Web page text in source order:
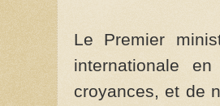
Le Premier
internationale
croyances, et de